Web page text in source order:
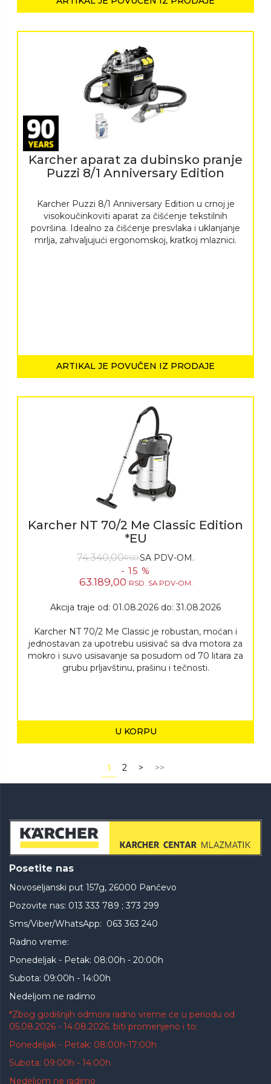
Karcher aparat za dubinsko pranje
Puzzi 8/1 Anniversary Edition
Karcher Puzzi 8/1 Anniversary Edition u crnoj je
visokoučinkoviti aparat za čišćenje tekstilnih
površina. Idealno za čišćenje presvlaka i uklanjanje
mrlja, zahvaljujući ergonomskoj, kratkoj mlaznici.
ARTIKAL JE POVUČEN IZ PRODAJE
Karcher NT 70/2 Me Classic Edition
*EU
74.340,00RSD.SA PDV-OM.
- 15 %
63.189,00 RSD. SA PDV-OM.
Akcija traje od: 01.08.2026 do: 31.08.2026
Karcher NT 70/2 Me Classic je robustan, moćan i
jednostavan za upotrebu usisivač sa dva motora za
mokro i suvo usisavanje sa posudom od 70 litara za
grubu prljavštinu, prašinu i tečnosti.
U KORPU
1 2 > >>
Posetite nas
Novoseljanski put 157g, 26000 Pančevo
Pozovite nas: 013 333 789 ; 373 299
Sms/Viber/WhatsApp: 063 363 240
Radno vreme:
Ponedeljak - Petak: 08:00h - 20:00h
Subota: 09:00h - 14:00h
Nedeljom ne radimo
*Zbog godišnjih odmora radno vreme će u periodu od
05.08.2026 - 14.08.2026. biti promenjeno i to:
Ponedeljak - Petak: 08:00h-17:00h
Subota: 09:00h - 14:00h
Nedeljom ne radimo